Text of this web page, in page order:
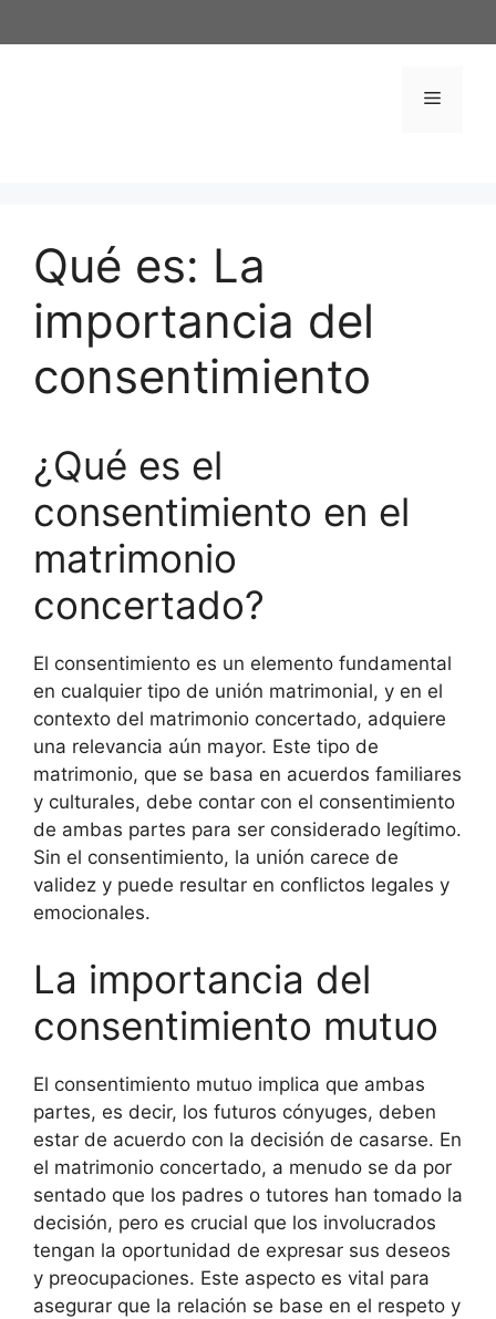
al
Menú
Qué es: La
importancia del
consentimiento
¿Qué es el
consentimiento en el
matrimonio
concertado?
El consentimiento es un elemento fundamental
en cualquier tipo de unión matrimonial, y en el
contexto del matrimonio concertado, adquiere
una relevancia aún mayor. Este tipo de
matrimonio, que se basa en acuerdos familiares
y culturales, debe contar con el consentimiento
de ambas partes para ser considerado legítimo.
Sin el consentimiento, la unión carece de
validez y puede resultar en conflictos legales y
emocionales.
La importancia del
consentimiento mutuo
El consentimiento mutuo implica que ambas
partes, es decir, los futuros cónyuges, deben
estar de acuerdo con la decisión de casarse. En
el matrimonio concertado, a menudo se da por
sentado que los padres o tutores han tomado la
decisión, pero es crucial que los involucrados
tengan la oportunidad de expresar sus deseos
y preocupaciones. Este aspecto es vital para
asegurar que la relación se base en el respeto y